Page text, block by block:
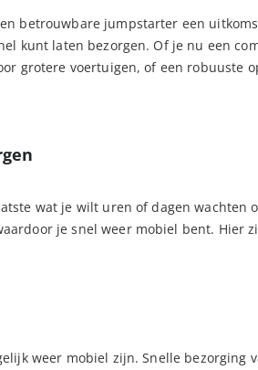
betrouwbare jumpstarter een
kunt laten bezorgen. Of je nu een
grotere voertuigen, of een robuuste
wat je wilt uren of dagen wachten
je snel weer mobiel bent. Hier
weer mobiel zijn. Snelle bezorging